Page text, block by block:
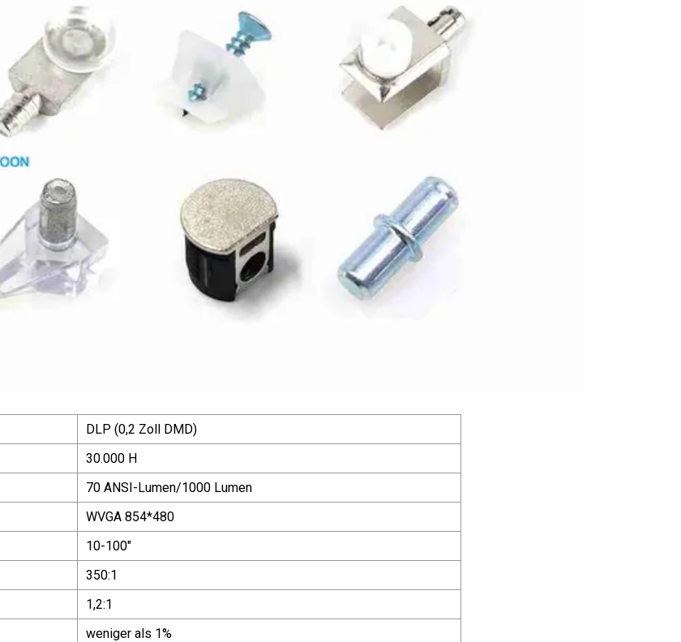
DLP (0,2 Zoll DMD)
30.000 H
70 ANSI-Lumen/1000 Lumen
WVGA 854*480
10-100"
350:1
1,2:1
weniger als 1%